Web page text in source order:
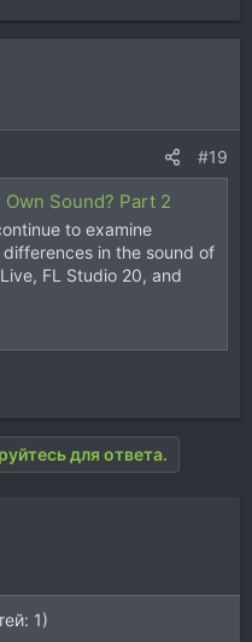
#19
Own Sound? Part 2
to examine
in the sound of
FL Studio 20, and
для ответа.
1)